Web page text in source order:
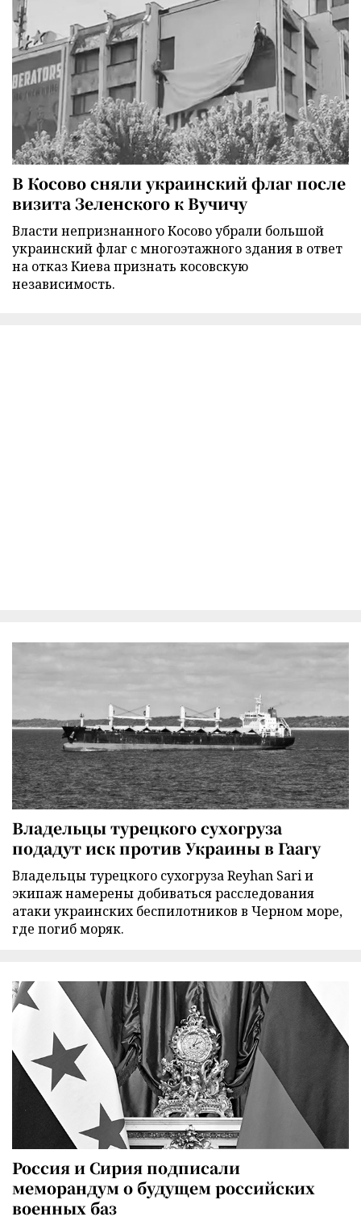
В Косово сняли украинский флаг после
визита Зеленского к Вучичу
Власти непризнанного Косово убрали большой
украинский флаг с многоэтажного здания в ответ
на отказ Киева признать косовскую
независимость.
Владельцы турецкого сухогруза
подадут иск против Украины в Гаагу
Владельцы турецкого сухогруза Reyhan Sari и
экипаж намерены добиваться расследования
атаки украинских беспилотников в Черном море,
где погиб моряк.
Россия и Сирия подписали
меморандум о будущем российских
военных баз